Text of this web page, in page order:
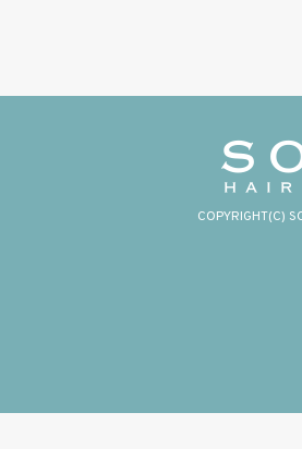
COPYRIGHT(C)